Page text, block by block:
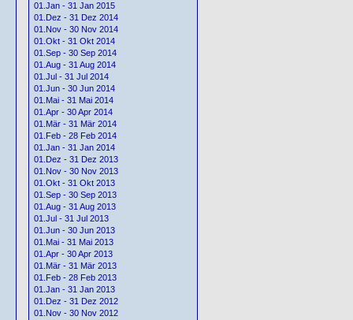
01.Jan - 31 Jan 2015
01.Dez - 31 Dez 2014
01.Nov - 30 Nov 2014
01.Okt - 31 Okt 2014
01.Sep - 30 Sep 2014
01.Aug - 31 Aug 2014
01.Jul - 31 Jul 2014
01.Jun - 30 Jun 2014
01.Mai - 31 Mai 2014
01.Apr - 30 Apr 2014
01.Mär - 31 Mär 2014
01.Feb - 28 Feb 2014
01.Jan - 31 Jan 2014
01.Dez - 31 Dez 2013
01.Nov - 30 Nov 2013
01.Okt - 31 Okt 2013
01.Sep - 30 Sep 2013
01.Aug - 31 Aug 2013
01.Jul - 31 Jul 2013
01.Jun - 30 Jun 2013
01.Mai - 31 Mai 2013
01.Apr - 30 Apr 2013
01.Mär - 31 Mär 2013
01.Feb - 28 Feb 2013
01.Jan - 31 Jan 2013
01.Dez - 31 Dez 2012
01.Nov - 30 Nov 2012